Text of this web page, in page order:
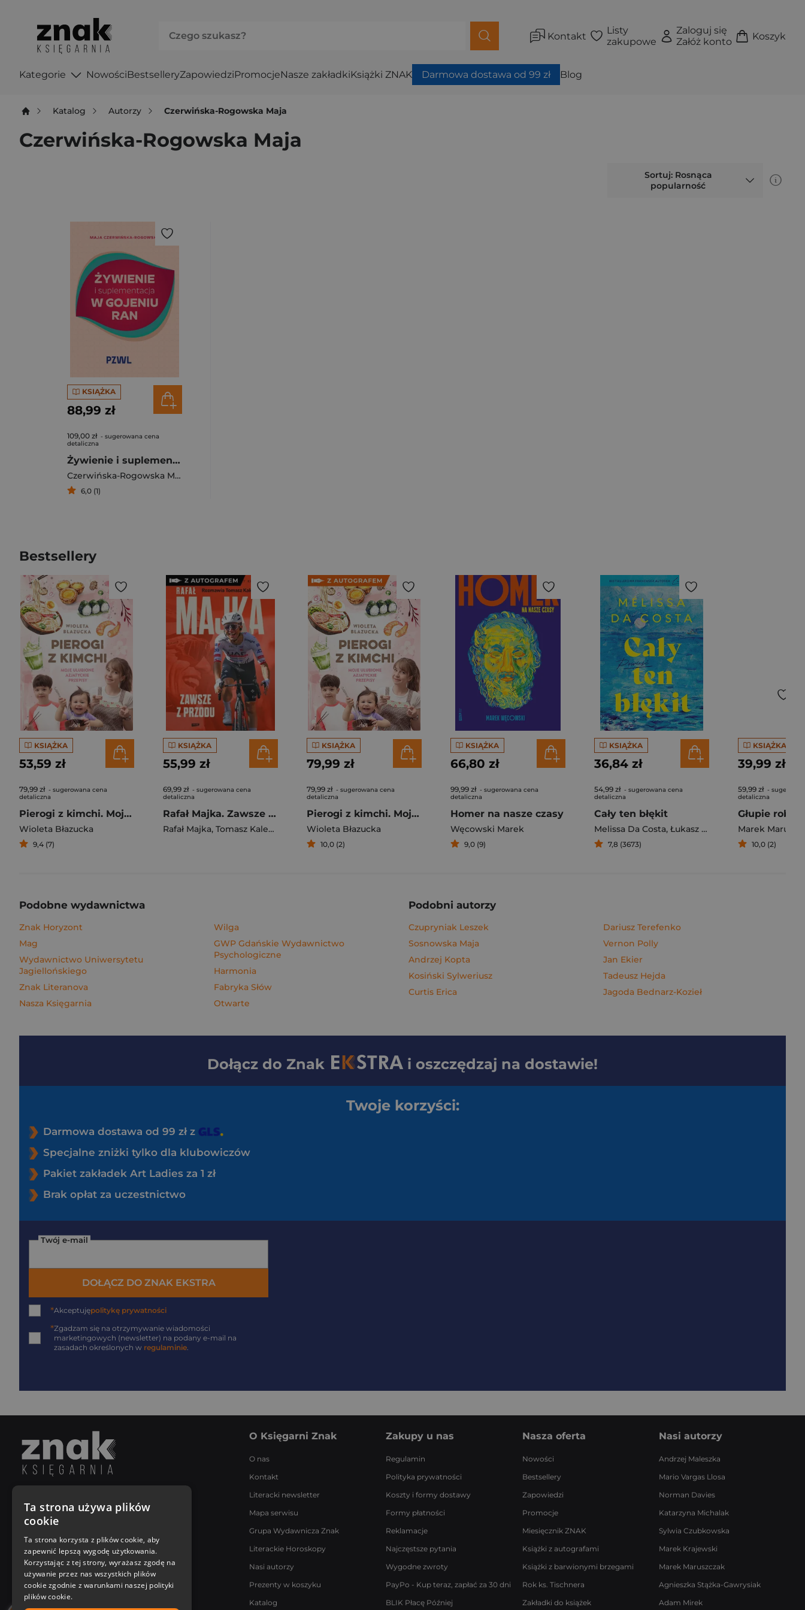
Kontakt
Listy
zakupowe
Zaloguj się
Załóż konto
Koszyk
Kategorie NowościBestselleryZapowiedziPromocjeNasze zakładkiKsiążki ZNAK Darmowa dostawa od 99 zł Blog
Katalog Autorzy Czerwińska-Rogowska Maja
Czerwińska-Rogowska Maja
Sortuj: Rosnąca
popularność
KSIĄŻKA
88,99 zł
109,00 zł - sugerowana cena
detaliczna
Żywienie i suplementacja w gojeniu ran
Czerwińska-Rogowska Maja
6,0 (1)
Bestsellery
KSIĄŻKA
53,59 zł
79,99 zł - sugerowana cena
detaliczna
Pierogi z kimchi. Moje ulubione azjatyckie przepisy
Wioleta Błazucka
9,4 (7)
KSIĄŻKA
55,99 zł
69,99 zł - sugerowana cena
detaliczna
Rafał Majka. Zawsze z przodu. Rozmawia Tomasz Kalemba - książka z autografem
Rafał Majka, Tomasz Kalemba
KSIĄŻKA
79,99 zł
79,99 zł - sugerowana cena
detaliczna
Pierogi z kimchi. Moje ulubione azjatyckie przepisy - książka z autografem
Wioleta Błazucka
10,0 (2)
KSIĄŻKA
66,80 zł
99,99 zł - sugerowana cena
detaliczna
Homer na nasze czasy
Węcowski Marek
9,0 (9)
KSIĄŻKA
36,84 zł
54,99 zł - sugerowana cena
detaliczna
Cały ten błękit
Melissa Da Costa, Łukasz Müller
7,8 (3673)
KSIĄŻKA
39,99 zł
59,99 zł -
detaliczna
Marek
10,0 (2)
Podobne wydawnictwa
Znak Horyzont
Mag
Wydawnictwo Uniwersytetu
Jagiellońskiego
Znak Literanova
Nasza Księgarnia
Wilga
GWP Gdańskie Wydawnictwo
Psychologiczne
Harmonia
Fabryka Słów
Otwarte
Podobni autorzy
Czupryniak Leszek
Sosnowska Maja
Andrzej Kopta
Kosiński Sylweriusz
Curtis Erica
Dariusz Terefenko
Vernon Polly
Jan Ekier
Tadeusz Hejda
Jagoda Bednarz-Kozieł
Dołącz do Znak i oszczędzaj na dostawie!
Twoje korzyści:
Darmowa dostawa od 99 zł z
Specjalne zniżki tylko dla klubowiczów
Pakiet zakładek Art Ladies za 1 zł
Brak opłat za uczestnictwo
Twój e-mail
DOŁĄCZ DO ZNAK EKSTRA
*Akceptujępolitykę prywatności
*Zgadzam się na otrzymywanie wiadomości
marketingowych (newsletter) na podany e-mail na
zasadach określonych w regulaminie.
Poniedziałek - Piątek
8:00 - 18:00
[email protected]
Bądź z nami na bieżąco
O Księgarni Znak
O nas
Kontakt
Literacki newsletter
Mapa serwisu
Grupa Wydawnicza Znak
Literackie Horoskopy
Nasi autorzy
Prezenty w koszyku
Katalog
Zakupy u nas
Regulamin
Polityka prywatności
Koszty i formy dostawy
Formy płatności
Reklamacje
Najczęstsze pytania
Wygodne zwroty
PayPo - Kup teraz, zapłać za 30 dni
BLIK Płacę Później
Nasza oferta
Nowości
Bestsellery
Zapowiedzi
Promocje
Miesięcznik ZNAK
Książki z autografami
Książki z barwionymi brzegami
Rok ks. Tischnera
Zakładki do książek
Nasi autorzy
Andrzej Maleszka
Mario Vargas Llosa
Norman Davies
Katarzyna Michalak
Sylwia Czubkowska
Marek Krajewski
Marek Maruszczak
Agnieszka Stążka-Gawrysiak
Adam Mirek
Ta strona używa plików
cookie
Ta strona korzysta z plików cookie, aby
zapewnić lepszą wygodę użytkowania.
Korzystając z tej strony, wyrażasz zgodę na
używanie przez nas wszystkich plików
cookie zgodnie z warunkami naszej polityki
plików cookie.